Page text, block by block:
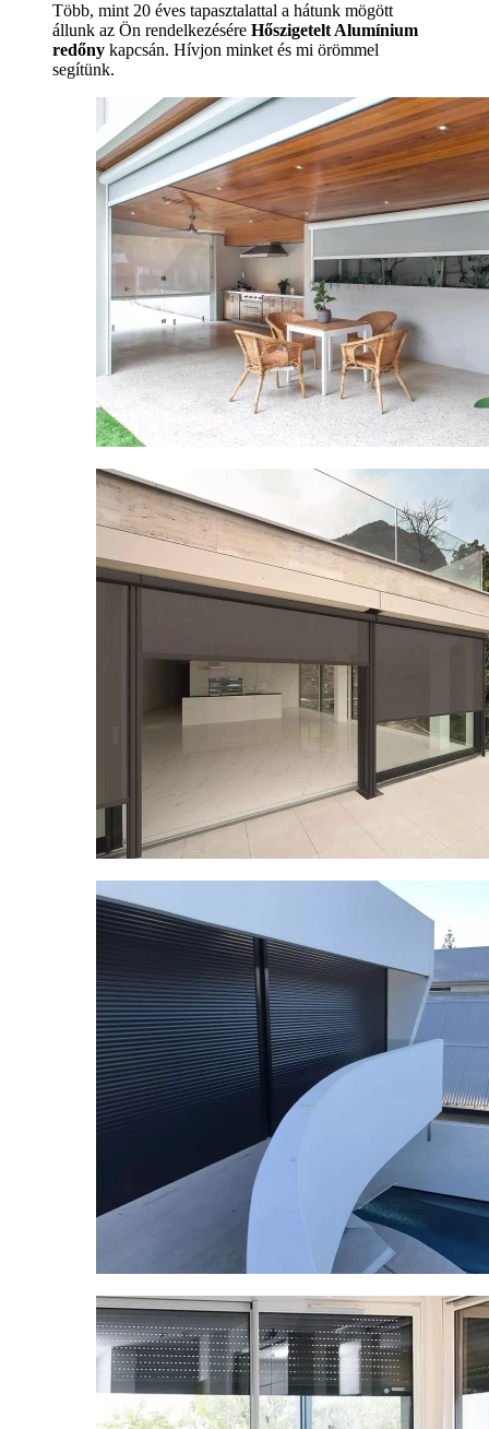
Több, mint 20 éves tapasztalattal a hátunk mögött
állunk az Ön rendelkezésére Hőszigetelt Alumínium
redőny kapcsán. Hívjon minket és mi örömmel
segítünk.